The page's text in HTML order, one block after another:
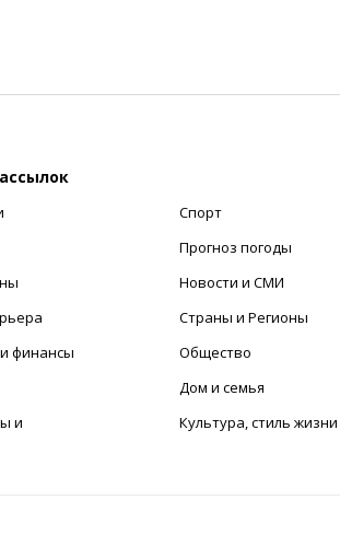
финансы
и
Спорт
Прогноз погоды
Новости и СМИ
Страны и Регионы
Общество
Дом и семья
Культура, стиль жизни